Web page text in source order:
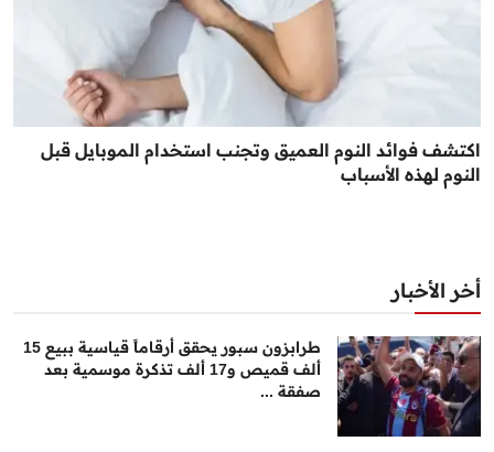
اكتشف فوائد النوم العميق وتجنب استخدام الموبايل قبل
النوم لهذه الأسباب
أخر الأخبار
طرابزون سبور يحقق أرقاماً قياسية ببيع 15
ألف قميص و17 ألف تذكرة موسمية بعد
صفقة ...